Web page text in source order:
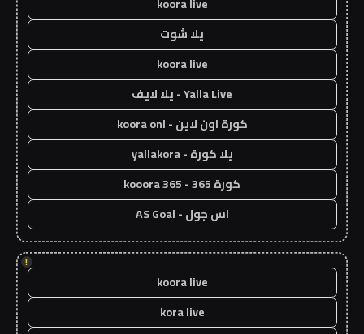
يلا شوت
koora live
Yalla Live - يلا لايف
كورة اون لاين - koora onl
يلا كورة - yallakora
كورة 365 - kooora 365
اس جول - AS Goal
!
koora live
kora live